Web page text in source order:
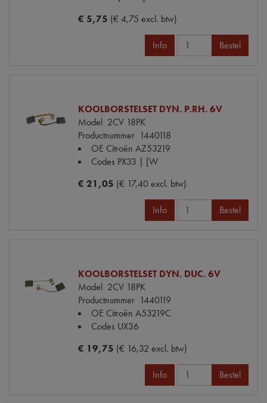
€ 5,75 (€ 4,75 excl. btw)
Info Bestel
KOOLBORSTELSET DYN. P.RH. 6V
Model 2CV 18PK
Productnummer 1440118
OE Citroën AZ53219
Codes PX33 | [W
€ 21,05 (€ 17,40 excl. btw)
Info Bestel
KOOLBORSTELSET DYN. DUC. 6V
Model 2CV 18PK
Productnummer 1440119
OE Citroën A53219C
Codes UX36
€ 19,75 (€ 16,32 excl. btw)
Info Bestel